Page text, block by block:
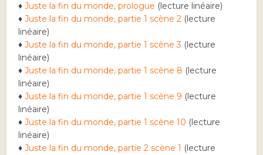
♦Juste la fin du monde, prologue (lecture linéaire)
♦Juste la fin du monde, partie 1 scène 2 (lecture
linéaire)
♦Juste la fin du monde, partie 1 scène 3 (lecture
linéaire)
♦Juste la fin du monde, partie 1 scène 8 (lecture
linéaire)
♦Juste la fin du monde, partie 1 scène 9 (lecture
linéaire)
♦Juste la fin du monde, partie 1 scène 10 (lecture
linéaire)
♦Juste la fin du monde, partie 2 scène 1 (lecture